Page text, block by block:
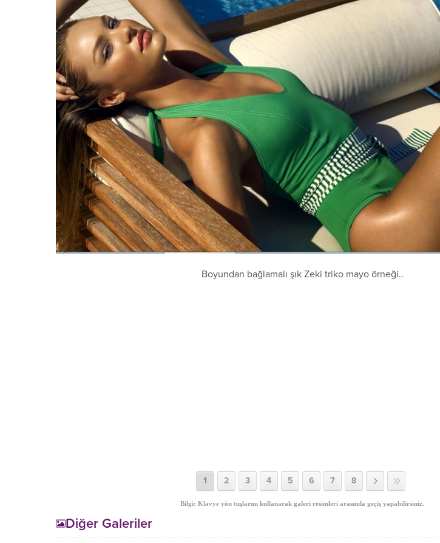
Boyundan bağlamalı şık Zeki triko mayo örneği..
1 2 3 4 5 6 7 8
Bilgi: Klavye yön tuşlarını kullanarak galeri resimleri arasında geçiş yapabilirsiniz.
Diğer Galeriler